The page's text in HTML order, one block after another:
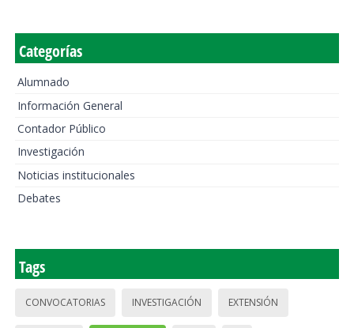
Categorías
Alumnado
Información General
Contador Público
Investigación
Noticias institucionales
Debates
Tags
CONVOCATORIAS INVESTIGACIÓN EXTENSIÓN